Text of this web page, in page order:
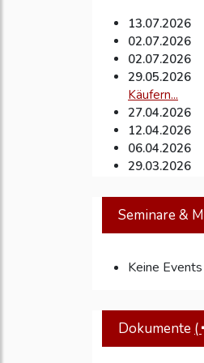
13.07.2026
02.07.2026
02.07.2026
29.05.2026
Käufern...
27.04.2026
12.04.2026
06.04.2026
29.03.2026
schlägt
18.03.2026
13.03.2026
10.03.2026
06.03.2026
04.03.2026
Highlight
Seminare &
Keine
Dokumente (